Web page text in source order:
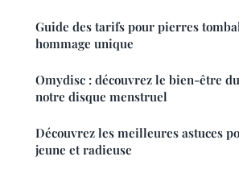
Guide des tarifs pour pierres
hommage unique
Omydisc : découvrez le bien-être
notre disque menstruel
Découvrez les meilleures astuces
jeune et radieuse